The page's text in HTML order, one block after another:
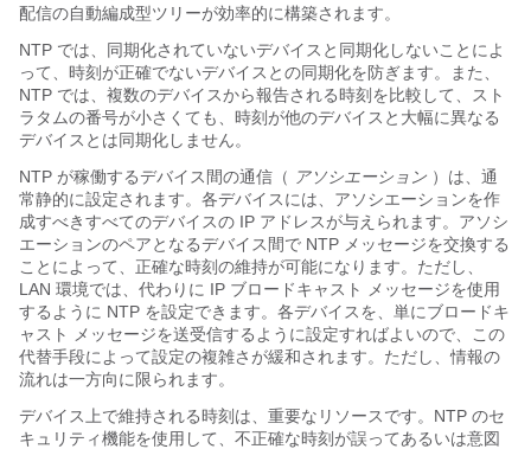
配信の自動編成型ツリーが効率的に構築されます。
NTP では、同期化されていないデバイスと同期化しないことによ
って、時刻が正確でないデバイスとの同期化を防ぎます。また、
NTP では、複数のデバイスから報告される時刻を比較して、スト
ラタムの番号が小さくても、時刻が他のデバイスと大幅に異なる
デバイスとは同期化しません。
NTP が稼働するデバイス間の通信（ アソシエーション ）は、通
常静的に設定されます。各デバイスには、アソシエーションを作
成すべきすべてのデバイスの IP アドレスが与えられます。アソシ
エーションのペアとなるデバイス間で NTP メッセージを交換する
ことによって、正確な時刻の維持が可能になります。ただし、
LAN 環境では、代わりに IP ブロードキャスト メッセージを使用
するように NTP を設定できます。各デバイスを、単にブロードキ
ャスト メッセージを送受信するように設定すればよいので、この
代替手段によって設定の複雑さが緩和されます。ただし、情報の
流れは一方向に限られます。
デバイス上で維持される時刻は、重要なリソースです。NTP のセ
キュリティ機能を使用して、不正確な時刻が誤ってあるいは意図